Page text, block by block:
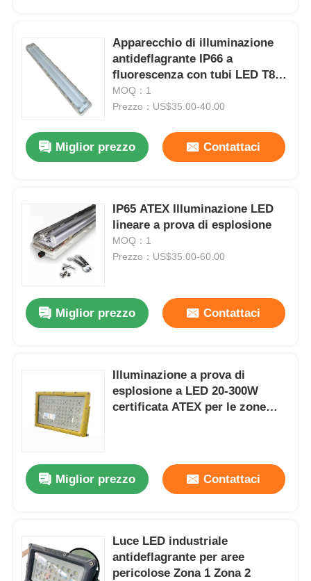
Apparecchio di illuminazione
antideflagrante IP66 a
fluorescenza con tubi LED T8
ad alta resa
MOQ：1
Prezzo：US$35.00-40.00
Miglior prezzo Contattaci
IP65 ATEX Illuminazione LED
lineare a prova di esplosione
MOQ：1
Prezzo：US$35.00-60.00
Miglior prezzo Contattaci
Illuminazione a prova di
esplosione a LED 20-300W
certificata ATEX per le zone
Miglior prezzo Contattaci
Luce LED industriale
antideflagrante per aree
pericolose Zona 1 Zona 2